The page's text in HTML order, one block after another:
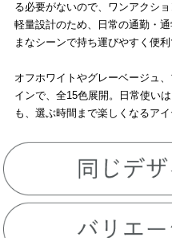
る必要がないので、ワンアクシ
軽量設計のため、日常の通勤・
まなシーンで持ち運びやすく便利
オフホワイトやグレーベージュ
インで、全15色展開。日常使い
も、選ぶ時間まで楽しくなるアイ